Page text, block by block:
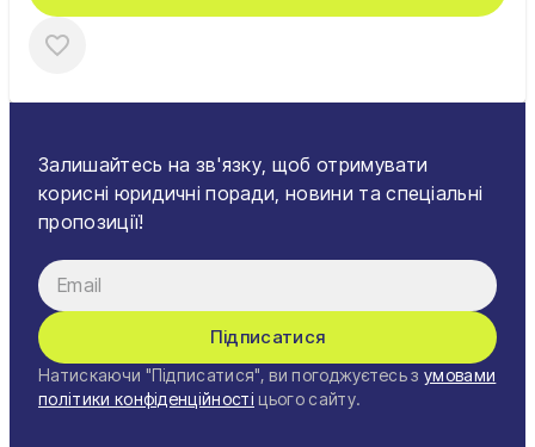
Залишайтесь на зв'язку, щоб отримувати
корисні юридичні поради, новини та спеціальні
пропозиції!
Підписатися
Натискаючи "Підписатися", ви погоджуєтесь з умовами
політики конфіденційності цього сайту.